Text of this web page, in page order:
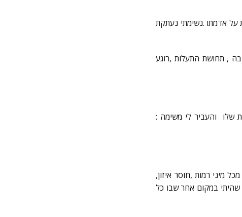
על אדמתו .נשימתי נעתקת
, תחושת התעלות ,רוגע
שלו והעביר לי משימה :
מיני רמות ,חוסר איזון,
שהיתי במקום אחר שבו כל